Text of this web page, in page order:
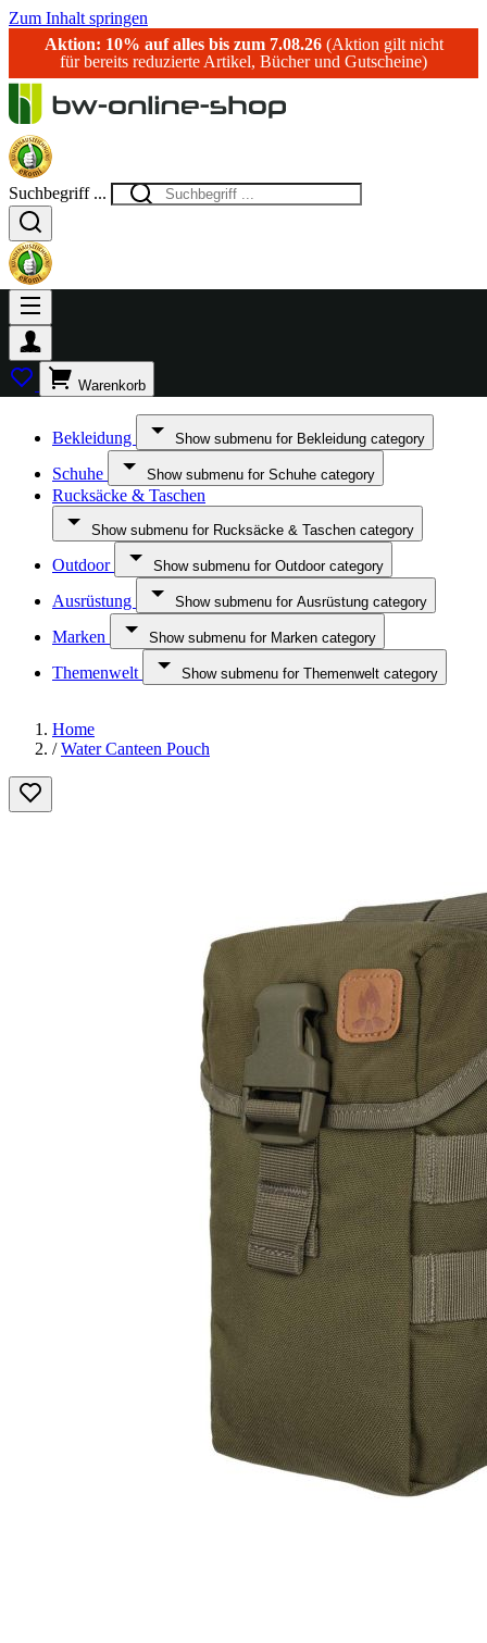
Zum Inhalt springen
Aktion: 10% auf alles bis zum 7.08.26(Aktion gilt nicht
für bereits reduzierte Artikel, Bücher und Gutscheine)
Suchbegriff ...
Warenkorb
Bekleidung Show submenu for Bekleidung category
Schuhe Show submenu for Schuhe category
Rucksäcke & Taschen
Show submenu for Rucksäcke & Taschen category
Outdoor Show submenu for Outdoor category
Ausrüstung Show submenu for Ausrüstung category
Marken Show submenu for Marken category
Themenwelt Show submenu for Themenwelt category
Home
/ Water Canteen Pouch